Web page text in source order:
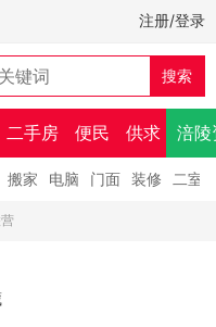
注册/登录
二手房 便民 供求 涪陵
搬家 电脑 门面 装修 二室